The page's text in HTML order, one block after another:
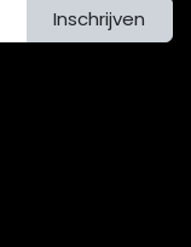
Inschrijven